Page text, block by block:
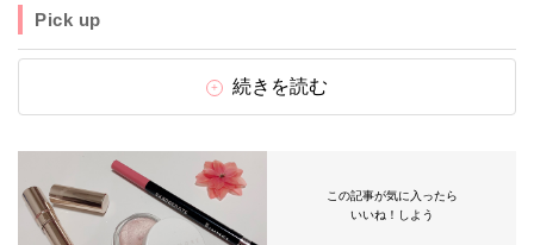
Pick up
続きを読む
この記事が気に入ったら
いいね！しよう